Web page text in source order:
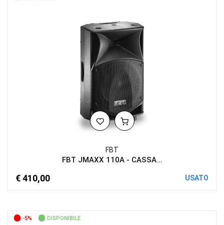
FBT
FBT JMAXX 110A - CASSA...
€ 410,00 USATO
-5% DISPONIBILE